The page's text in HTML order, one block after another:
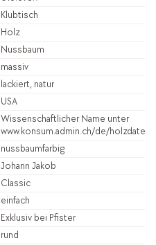
Klubtisch
Holz
Nussbaum
massiv
lackiert, natur
USA
Wissenschaftlicher Name unter
www.konsum.admin.ch/de/
nussbaumfarbig
Johann Jakob
Classic
einfach
Exklusiv bei Pfister
rund